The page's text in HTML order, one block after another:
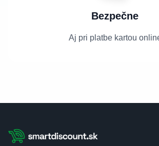
Bezpečne
Aj pri platbe kartou